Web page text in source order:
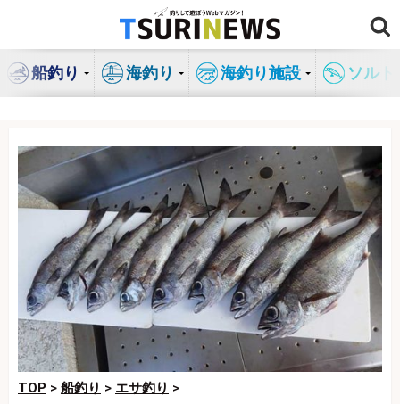
ン
船釣り 海釣り 海釣り施設 ソル
TOP > 船釣り > エサ釣り >